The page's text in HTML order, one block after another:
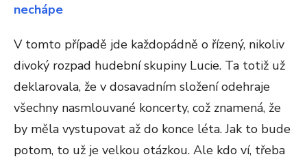
nechápe
V tomto případě jde každopádně o řízený, nikoliv
divoký rozpad hudební skupiny Lucie. Ta totiž už
deklarovala, že v dosavadním složení odehraje
všechny nasmlouvané koncerty, což znamená, že
by měla vystupovat až do konce léta. Jak to bude
potom, to už je velkou otázkou. Ale kdo ví, třeba